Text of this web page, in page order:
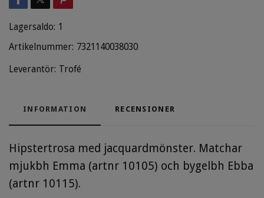
Lagersaldo: 1
Artikelnummer: 7321140038030
Leverantör: Trofé
INFORMATION RECENSIONER
Hipstertrosa med jacquardmönster. Matchar
mjukbh Emma (artnr 10105) och bygelbh Ebba
(artnr 10115).